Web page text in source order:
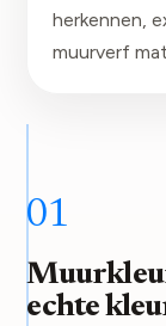
herkennen,
muurverf
01
echte